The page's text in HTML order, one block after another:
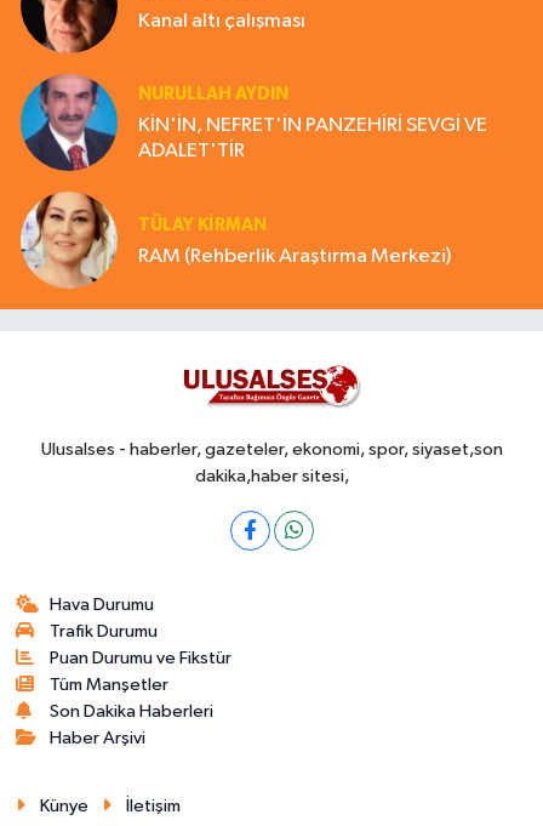
Kanal altı çalışması
NURULLAH AYDIN
KİN'İN, NEFRET'İN PANZEHİRİ SEVGİ VE
ADALET'TİR
TÜLAY KİRMAN
RAM (Rehberlik Araştırma Merkezi)
Ulusalses - haberler, gazeteler, ekonomi, spor, siyaset,son
dakika,haber sitesi,
Hava Durumu
Trafik Durumu
Puan Durumu ve Fikstür
Tüm Manşetler
Son Dakika Haberleri
Haber Arşivi
Künye İletişim